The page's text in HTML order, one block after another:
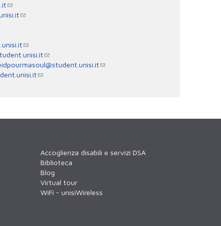
Accoglienza disabili e servizi DSA
Biblioteca
Blog
Virtual tour
WiFi - unisiWireless